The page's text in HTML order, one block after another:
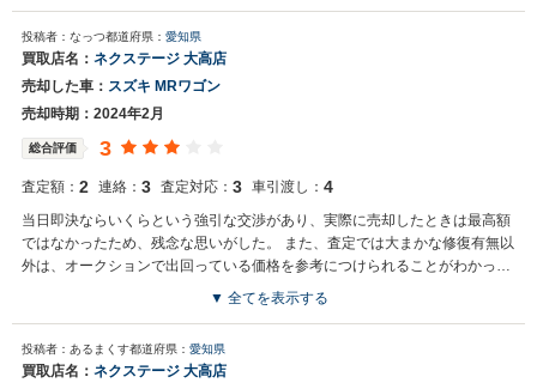
投稿者：なっつ都道府県： 愛知県
買取店名： ネクステージ 大高店
売却した車： スズキ MRワゴン
売却時期：2024年2月
総合評価 3
査定額： 2 連絡： 3 査定対応： 3 車引渡し： 4
当日即決ならいくらという強引な交渉があり、実際に売却したときは最高額
ではなかったため、残念な思いがした。 また、査定では大まかな修復有無以
外は、オークションで出回っている価格を参考につけられることがわかっ
▼ 全てを表示する
投稿者：あるまくす都道府県： 愛知県
買取店名： ネクステージ 大高店